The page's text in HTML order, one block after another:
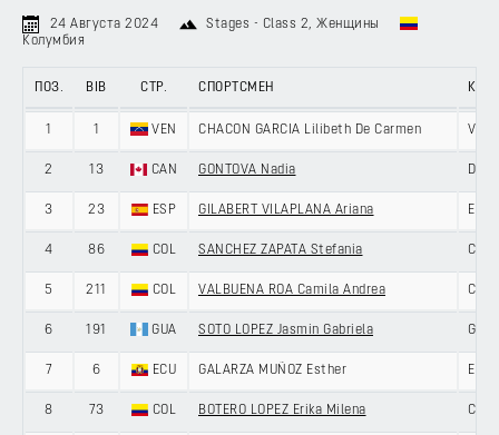
24 Августа 2024 Stages - Class 2, Женщины
Колумбия
ПОЗ. BIB СТР. СПОРТСМЕН
1 1 VEN CHACON GARCIA Lilibeth De Carmen
2 13 CAN GONTOVA Nadia DNA
3 23 ESP GILABERT VILAPLANA Ariana
4 86 COL SANCHEZ ZAPATA Stefania
5 211 COL VALBUENA ROA Camila Andrea
6 191 GUA SOTO LOPEZ Jasmin Gabriela
7 6 ECU GALARZA MUÑOZ Esther
8 73 COL BOTERO LOPEZ Erika Milena